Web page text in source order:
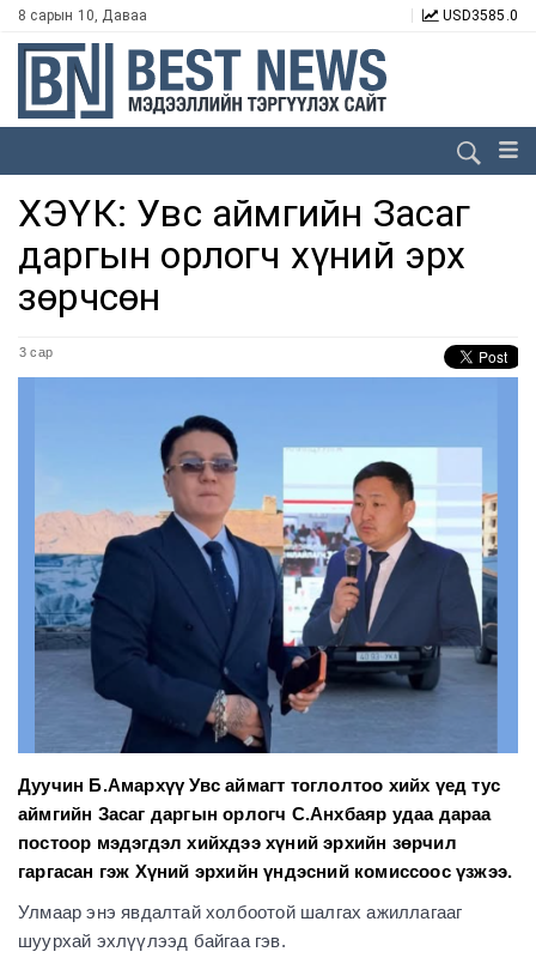
8 сарын 10, Даваа USD3585.0
ХЭҮК: Увс аймгийн Засаг
даргын орлогч хүний эрх
зөрчсөн
3 сар
Дуучин Б.Амархүү Увс аймагт тоглолтоо хийх үед тус
аймгийн Засаг даргын орлогч С.Анхбаяр удаа дараа
постоор мэдэгдэл хийхдээ хүний эрхийн зөрчил
гаргасан гэж Хүний эрхийн үндэсний комиссоос үзжээ.
Улмаар энэ явдалтай холбоотой шалгах ажиллагааг
шуурхай эхлүүлээд байгаа гэв.